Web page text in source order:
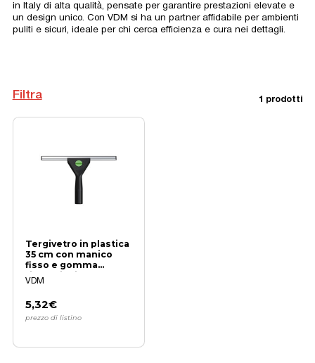
in Italy di alta qualità, pensate per garantire prestazioni elevate e
un design unico. Con VDM si ha un partner affidabile per ambienti
puliti e sicuri, ideale per chi cerca efficienza e cura nei dettagli.
Filtra 1 prodotti
Tergivetro in plastica
35 cm con manico
fisso e gomma
ricambiabile
VDM
5,32€
prezzo di listino